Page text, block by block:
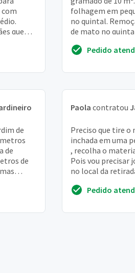
que
das ...
folhagem em
no quintal.
de mato no
árvore na frente
Pedido
de
de
de
plan...
Paola contratou
Preciso que tire o
inchada em uma
, recolha o
Pois vou precisar
no local da
Pedido